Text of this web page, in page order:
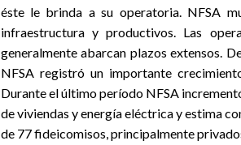
éste le brinda a su operatoria. NFSA
infraestructura y productivos. Las
generalmente abarcan plazos extensos.
NFSA registró un importante
Durante el último período NFSA
de viviendas y energía eléctrica y estima
de 77 fideicomisos, principalmente